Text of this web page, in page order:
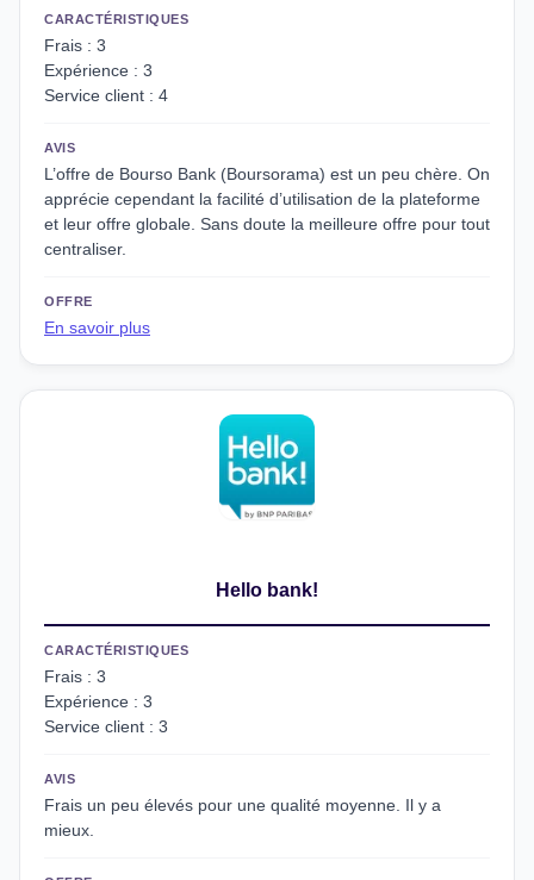
CARACTÉRISTIQUES
Frais : 3
Expérience : 3
Service client : 4
AVIS
L’offre de Bourso Bank (Boursorama) est un peu chère. On
apprécie cependant la facilité d’utilisation de la plateforme
et leur offre globale. Sans doute la meilleure offre pour tout
centraliser.
OFFRE
En savoir plus
Hello bank!
CARACTÉRISTIQUES
Frais : 3
Expérience : 3
Service client : 3
AVIS
Frais un peu élevés pour une qualité moyenne. Il y a
mieux.